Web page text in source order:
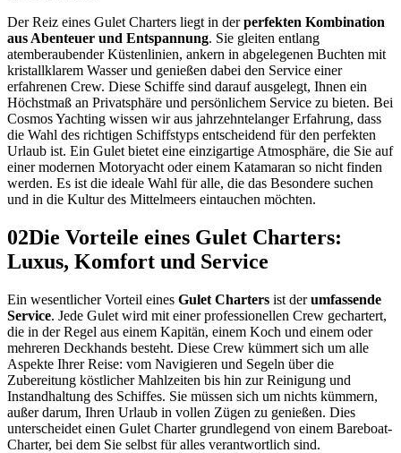
Der Reiz eines Gulet Charters liegt in derperfekten Kombination
aus Abenteuer und Entspannung. Sie gleiten entlang
atemberaubender Küstenlinien, ankern in abgelegenen Buchten mit
kristallklarem Wasser und genießen dabei den Service einer
erfahrenen Crew. Diese Schiffe sind darauf ausgelegt, Ihnen ein
Höchstmaß an Privatsphäre und persönlichem Service zu bieten. Bei
Cosmos Yachting wissen wir aus jahrzehntelanger Erfahrung, dass
die Wahl des richtigen Schiffstyps entscheidend für den perfekten
Urlaub ist. Ein Gulet bietet eine einzigartige Atmosphäre, die Sie auf
einer modernen Motoryacht oder einem Katamaran so nicht finden
werden. Es ist die ideale Wahl für alle, die das Besondere suchen
und in die Kultur des Mittelmeers eintauchen möchten.
02Die Vorteile eines Gulet Charters:
Luxus, Komfort und Service
Ein wesentlicher Vorteil eines Gulet Charters ist derumfassende
Service. Jede Gulet wird mit einer professionellen Crew gechartert,
die in der Regel aus einem Kapitän, einem Koch und einem oder
mehreren Deckhands besteht. Diese Crew kümmert sich um alle
Aspekte Ihrer Reise: vom Navigieren und Segeln über die
Zubereitung köstlicher Mahlzeiten bis hin zur Reinigung und
Instandhaltung des Schiffes. Sie müssen sich um nichts kümmern,
außer darum, Ihren Urlaub in vollen Zügen zu genießen. Dies
unterscheidet einen Gulet Charter grundlegend von einem Bareboat-
Charter, bei dem Sie selbst für alles verantwortlich sind.